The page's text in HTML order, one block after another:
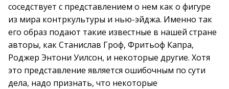
соседствует с представлением о нем как о фигуре
из мира контркультуры и нью-эйджа. Именно так
его образ подают такие известные в нашей стране
авторы, как Станислав Гроф, Фритьоф Капра,
Роджер Энтони Уилсон, и некоторые другие. Хотя
это представление является ошибочным по сути
дела, надо признать, что некоторые